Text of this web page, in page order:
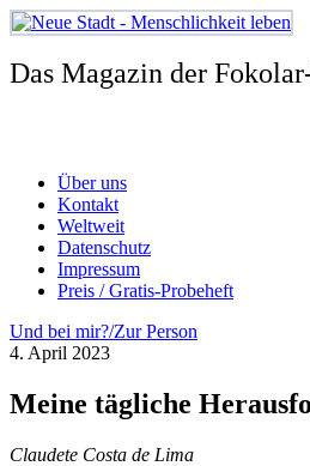
Zum
Inhalt
springen
Das Magazin der
Über uns
Kontakt
Weltweit
Datenschutz
Impressum
Preis / Gratis-Probeheft
Und bei mir?/Zur Person
4. April 2023
Meine tägliche
Claudete Costa de Lima